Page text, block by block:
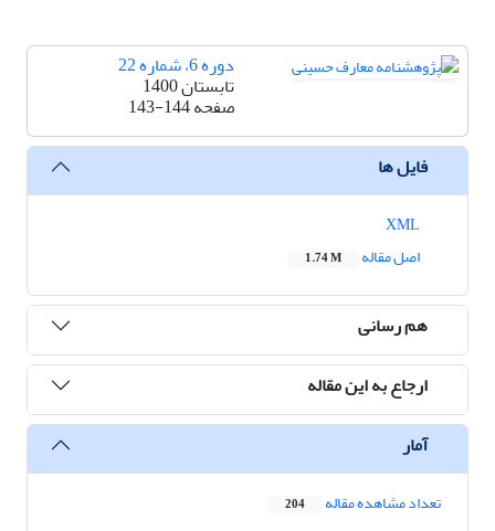
دوره 6، شماره 22
تابستان 1400
صفحه143-144
فایل ها
اصل مقاله
1.74 M
هم رسانی
ارجاع به این مقاله
آمار
تعداد مشاهده مقاله 204